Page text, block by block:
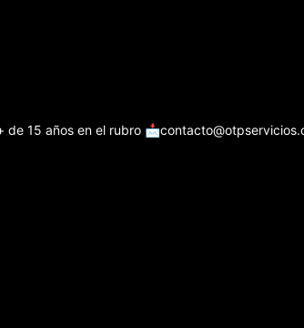
de 15 años en el rubro